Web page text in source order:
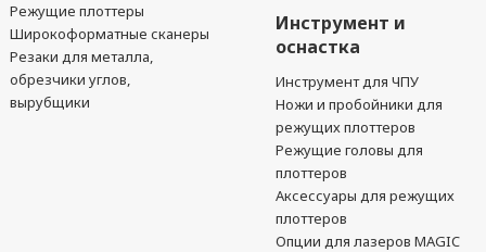
Режущие плоттеры
Широкоформатные сканеры
Резаки для металла,
обрезчики углов,
вырубщики
Инструмент и
оснастка
Инструмент для ЧПУ
Ножи и пробойники для
режущих плоттеров
Режущие головы для
плоттеров
Аксессуары для режущих
плоттеров
Опции для лазеров MAGIC